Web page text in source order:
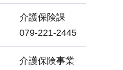
介護保険課
079-221-2445
介護保険事業